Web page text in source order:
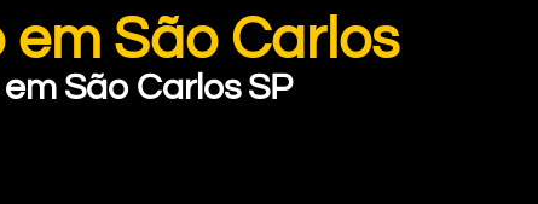
São Carlos
São Carlos SP